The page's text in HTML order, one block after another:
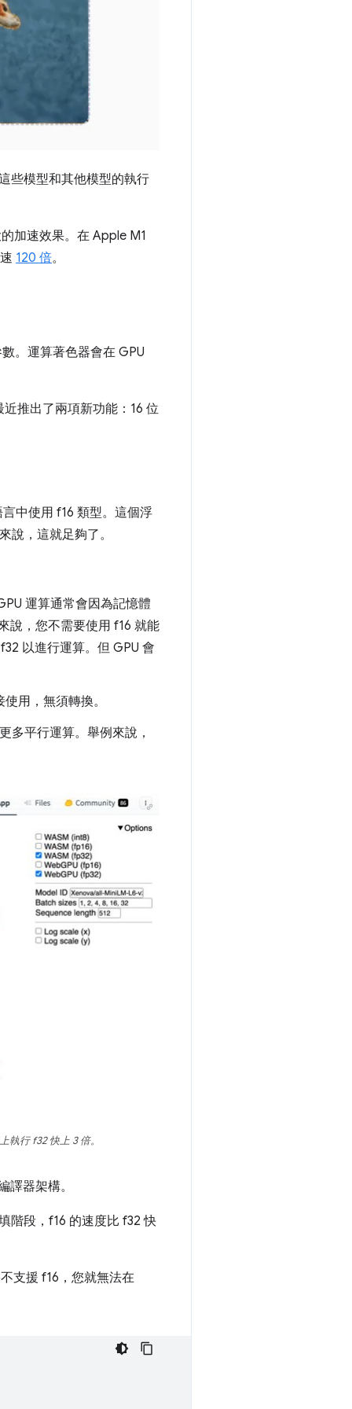
些模型和其他模型的執行
加速效果。在 Apple M1
120 倍。
。運算著色器會在 GPU
推出了兩項新功能：16 位
中使用 f16 類型。這個浮
說，這就足夠了。
運算通常會因為記憶體
說，您不需要使用 f16 就能
以進行運算。但 GPU 會
用，無須轉換。
多平行運算。舉例來說，
執行 f32 快上 3 倍。
譯器架構。
階段，f16 的速度比 f32 快
支援 f16，您就無法在